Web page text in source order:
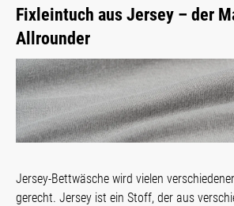
Fixleintuch aus Jersey – der
Allrounder
Jersey-Bettwäsche wird vielen
gerecht. Jersey ist ein Stoff, der aus